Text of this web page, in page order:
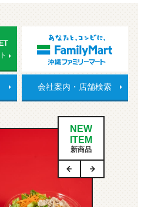
会社案内・店舗検索
NEW
ITEM
新商品